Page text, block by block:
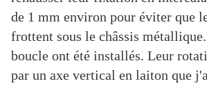
de 1 mm environ pour éviter que
frottent sous le châssis
boucle ont été installés. Leur
par un axe vertical en laiton que